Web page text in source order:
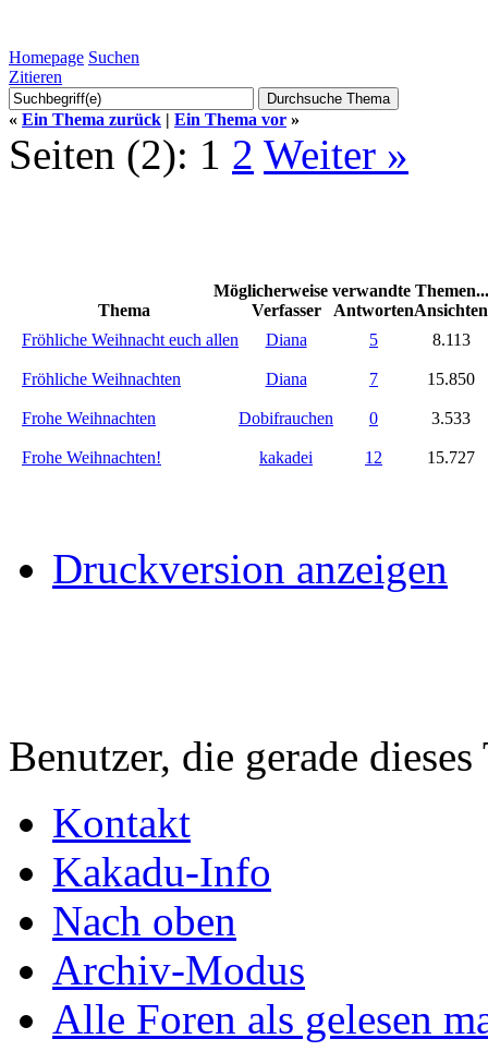
Homepage Suchen
Zitieren
« Ein Thema zurück | Ein Thema vor »
Seiten (2): 1 2 Weiter »
Möglicherweise verwandte Themen...
Thema
Verfasser AntwortenAnsichten
Fröhliche Weihnacht euch allen
Diana 5 8.113
Fröhliche Weihnachten Diana 7 15.850
Frohe Weihnachten Dobifrauchen 0 3.533
Frohe Weihnachten! kakadei 12 15.727
Druckversion anzeigen
Benutzer, die gerade
Kontakt
Kakadu-Info
Nach oben
Archiv-Modus
Alle Foren als gelesen